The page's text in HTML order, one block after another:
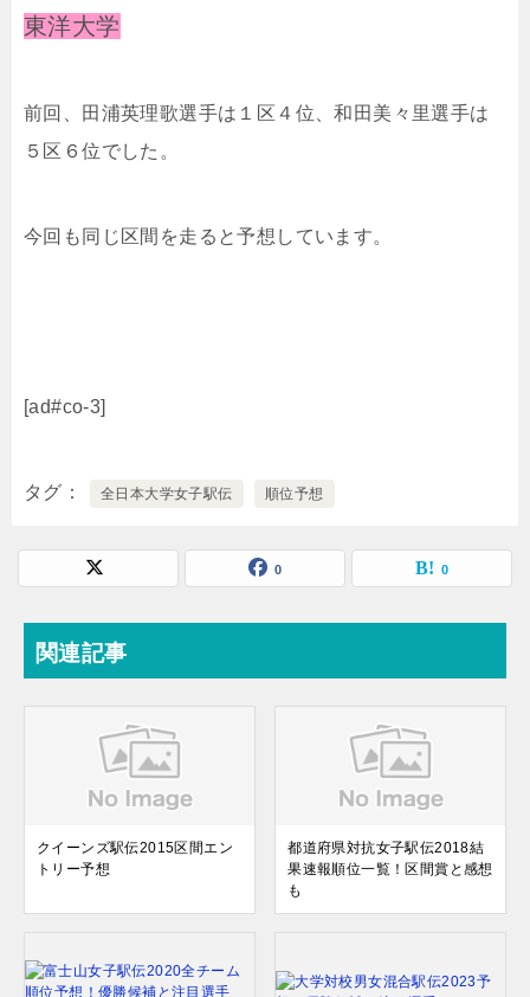
東洋大学
前回、田浦英理歌選手は１区４位、和田美々里選手は
５区６位でした。
今回も同じ区間を走ると予想しています。
[ad#co-3]
タグ 全日本大学女子駅伝 順位予想
0 0
関連記事
クイーンズ駅伝2015区間エン
トリー予想
都道府県対抗女子駅伝2018結
果速報順位一覧！区間賞と感想
も